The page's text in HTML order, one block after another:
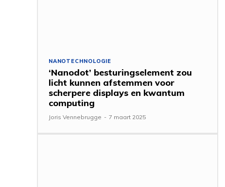
NANOTECHNOLOGIE
‘Nanodot’ besturingselement zou
licht kunnen afstemmen voor
scherpere displays en kwantum
computing
Joris Vennebrugge - 7 maart 2025